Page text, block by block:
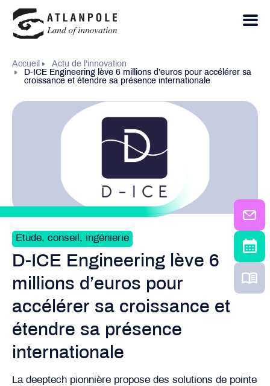
Accueil
Actu de l’innovation
D-ICE Engineering lève 6 millions d’euros pour accélérer sa
croissance et étendre sa présence internationale
Etude, conseil, ingénierie
D-ICE Engineering lève 6
millions d’euros pour
accélérer sa croissance et
étendre sa présence
internationale
La deeptech pionnière propose des solutions de pointe